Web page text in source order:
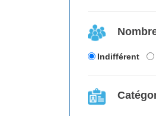
Indifférent